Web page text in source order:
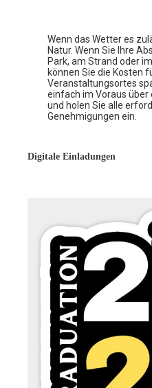
Wenn das Wetter es
Natur. Wenn Sie Ihre
Park, am Strand oder
können Sie die Kosten
Veranstaltungsortes
einfach im Voraus
und holen Sie alle
Genehmigungen ein.
Digitale Einladungen